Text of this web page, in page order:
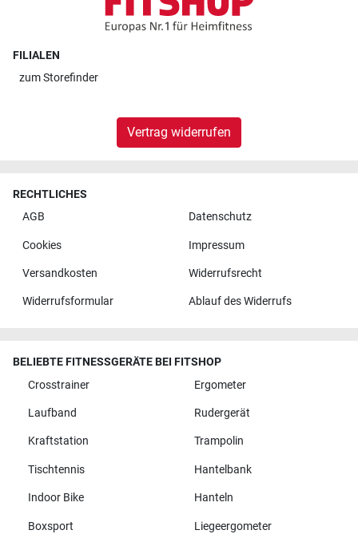
FILIALEN
zumStorefinder
Vertrag widerrufen
RECHTLICHES
AGB
Datenschutz
Cookies Impressum
Versandkosten Widerrufsrecht
Widerrufsformular Ablauf des Widerrufs
BELIEBTE FITNESSGERÄTE BEI FITSHOP
Crosstrainer
Ergometer
Laufband Rudergerät
Kraftstation Trampolin
Tischtennis Hantelbank
Indoor Bike Hanteln
Boxsport Liegeergometer